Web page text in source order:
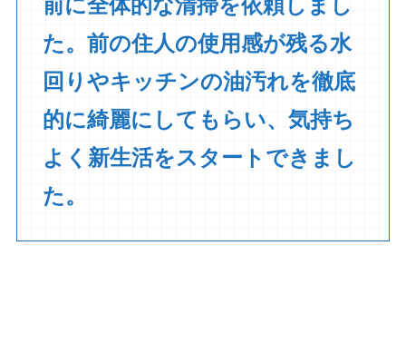
前に全体的な清掃を依頼しまし
た。前の住人の使用感が残る水
回りやキッチンの油汚れを徹底
的に綺麗にしてもらい、気持ち
よく新生活をスタートできまし
た。